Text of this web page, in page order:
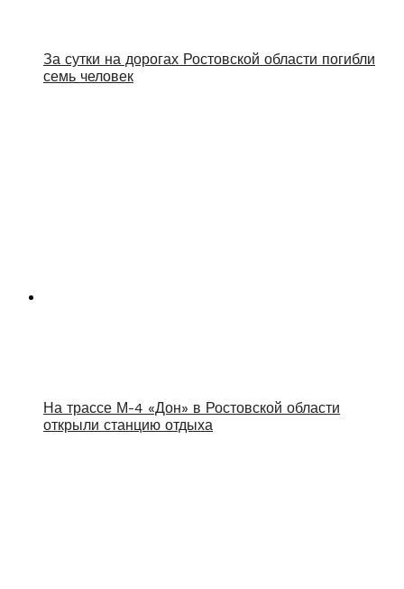
За сутки на дорогах Ростовской области погибли
семь человек
На трассе М-4 «Дон» в Ростовской области
открыли станцию отдыха